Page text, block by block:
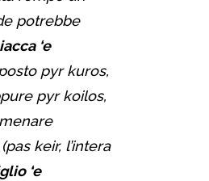
potrebbe
‘e
pyr kuros,
pyr koilos,
keir, l’intera
‘e